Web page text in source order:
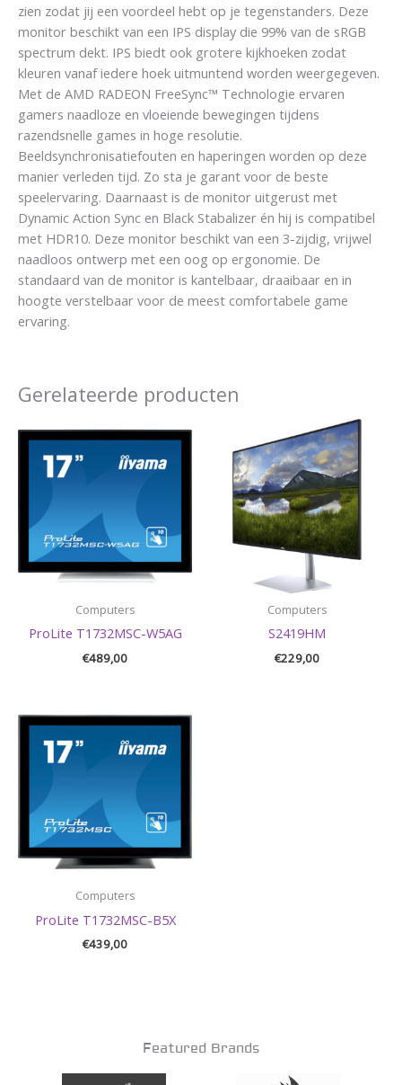
zien zodat jij een voordeel hebt op je tegenstanders. Deze
monitor beschikt van een IPS display die 99% van de sRGB
spectrum dekt. IPS biedt ook grotere kijkhoeken zodat
kleuren vanaf iedere hoek uitmuntend worden weergegeven.
Met de AMD RADEON FreeSync™ Technologie ervaren
gamers naadloze en vloeiende bewegingen tijdens
razendsnelle games in hoge resolutie.
Beeldsynchronisatiefouten en haperingen worden op deze
manier verleden tijd. Zo sta je garant voor de beste
speelervaring. Daarnaast is de monitor uitgerust met
Dynamic Action Sync en Black Stabalizer én hij is compatibel
met HDR10. Deze monitor beschikt van een 3-zijdig, vrijwel
naadloos ontwerp met een oog op ergonomie. De
standaard van de monitor is kantelbaar, draaibaar en in
hoogte verstelbaar voor de meest comfortabele game
ervaring.
Gerelateerde producten
Computers
ProLite T1732MSC-W5AG
€489,00
Computers
S2419HM
€229,00
Computers
ProLite T1732MSC-B5X
€439,00
Featured Brands